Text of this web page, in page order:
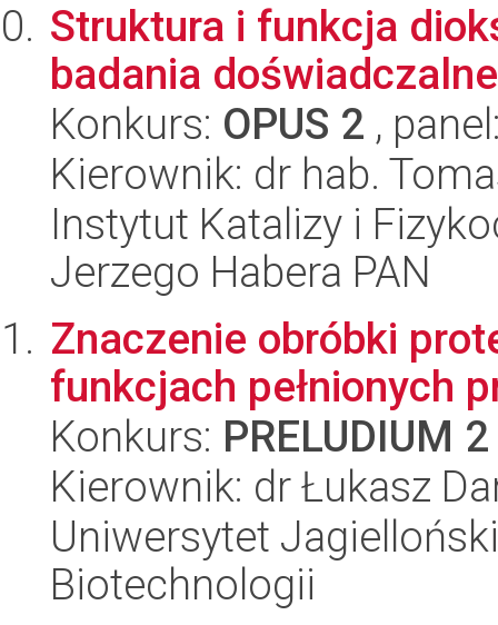
Struktura i funkcja
badania
Konkurs: OPUS 2 ,
Kierownik: dr hab.
Instytut Katalizy i
Jerzego Habera PAN
Znaczenie obróbki
funkcjach pełnionych
Konkurs: PRELUDIUM 2
Kierownik: dr Łukasz
Uniwersytet
Biotechnologii